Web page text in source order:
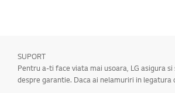
SUPORT
Pentru a-ti face viata mai usoara, LG asigura
despre garantie. Daca ai nelamuriri in